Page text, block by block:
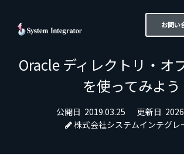
お問い
Oracle ディレクトリ・オ
を使ってみよう
公開日 2019.03.25 更新日
株式会社システムインテグレ